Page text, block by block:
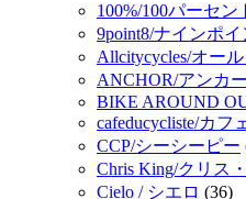
100%/100パーセン
9point8/ナインポイ
Allcitycycles/オー
ANCHOR/アンカー
BIKE AROUND
cafeducycliste/カフ
CCP/シーシーピー
Chris King/クリス
Cielo / シエロ (36)